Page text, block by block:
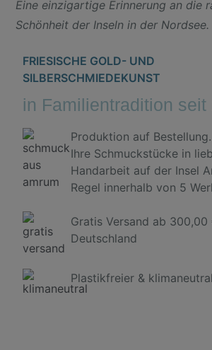
Eine einzigartige Erinnerung an die
Schönheit der Inseln in der Nordsee.
FRIESISCHE GOLD- UND
SILBERSCHMIEDEKUNST
in Familientradition seit
Produktion auf
Ihre Schmuckstücke in
Handarbeit auf der Insel
Regel innerhalb von 5
Gratis Versand ab 300,00
Deutschland
Plastikfreier &